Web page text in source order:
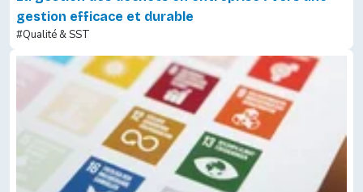
gestion efficace et durable
#Qualité & SST